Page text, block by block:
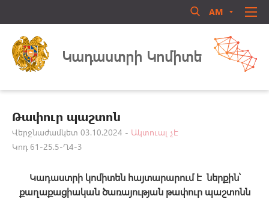
AM
Կադաստրի Կոմիտե
ՏԵՂԵԿԱՏՈՒ
ՀԱՍԱՐԱԿԱԿԱՆ ԽՈՐՀՈՒՐԴ
Թափուր պաշտոն
Վերջնաժամկետ 03.10.2024 - Ակտուալ չէ
Կոդ 61-25.5-Ղ4-3
Կադաստրի կոմիտեն հայտարարում է ներքին՝
քաղաքացիական ծառայության թափուր պաշտոնն
Մուտք համակարգ
Login